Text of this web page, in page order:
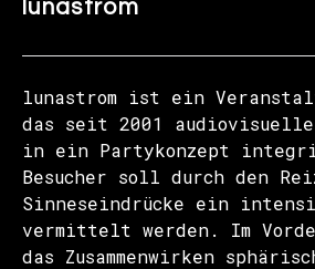
lunastrom
lunastrom ist ein
das seit 2001 audiovisuelle
in ein Partykonzept
Besucher soll durch den
Sinneseindrücke ein
vermittelt werden. Im
das Zusammenwirken